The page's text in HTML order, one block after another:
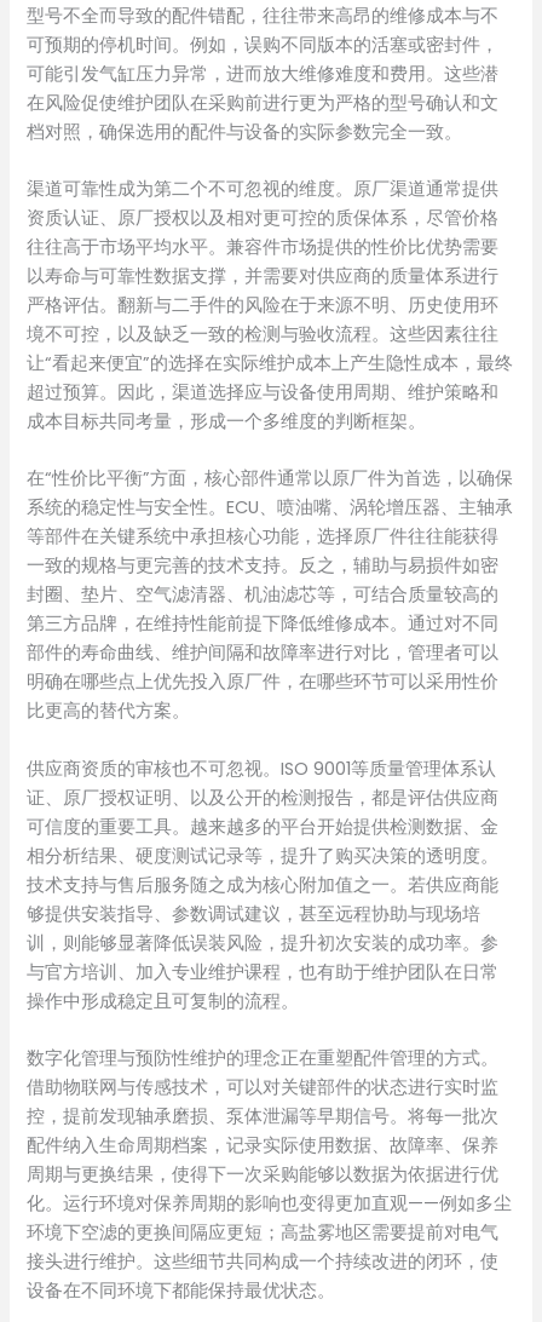
型号不全而导致的配件错配，往往带来高昂的维修成本与不
可预期的停机时间。例如，误购不同版本的活塞或密封件，
可能引发气缸压力异常，进而放大维修难度和费用。这些潜
在风险促使维护团队在采购前进行更为严格的型号确认和文
档对照，确保选用的配件与设备的实际参数完全一致。
渠道可靠性成为第二个不可忽视的维度。原厂渠道通常提供
资质认证、原厂授权以及相对更可控的质保体系，尽管价格
往往高于市场平均水平。兼容件市场提供的性价比优势需要
以寿命与可靠性数据支撑，并需要对供应商的质量体系进行
严格评估。翻新与二手件的风险在于来源不明、历史使用环
境不可控，以及缺乏一致的检测与验收流程。这些因素往往
让“看起来便宜”的选择在实际维护成本上产生隐性成本，最终
超过预算。因此，渠道选择应与设备使用周期、维护策略和
成本目标共同考量，形成一个多维度的判断框架。
在“性价比平衡”方面，核心部件通常以原厂件为首选，以确保
系统的稳定性与安全性。ECU、喷油嘴、涡轮增压器、主轴承
等部件在关键系统中承担核心功能，选择原厂件往往能获得
一致的规格与更完善的技术支持。反之，辅助与易损件如密
封圈、垫片、空气滤清器、机油滤芯等，可结合质量较高的
第三方品牌，在维持性能前提下降低维修成本。通过对不同
部件的寿命曲线、维护间隔和故障率进行对比，管理者可以
明确在哪些点上优先投入原厂件，在哪些环节可以采用性价
比更高的替代方案。
供应商资质的审核也不可忽视。ISO 9001等质量管理体系认
证、原厂授权证明、以及公开的检测报告，都是评估供应商
可信度的重要工具。越来越多的平台开始提供检测数据、金
相分析结果、硬度测试记录等，提升了购买决策的透明度。
技术支持与售后服务随之成为核心附加值之一。若供应商能
够提供安装指导、参数调试建议，甚至远程协助与现场培
训，则能够显著降低误装风险，提升初次安装的成功率。参
与官方培训、加入专业维护课程，也有助于维护团队在日常
操作中形成稳定且可复制的流程。
数字化管理与预防性维护的理念正在重塑配件管理的方式。
借助物联网与传感技术，可以对关键部件的状态进行实时监
控，提前发现轴承磨损、泵体泄漏等早期信号。将每一批次
配件纳入生命周期档案，记录实际使用数据、故障率、保养
周期与更换结果，使得下一次采购能够以数据为依据进行优
化。运行环境对保养周期的影响也变得更加直观——例如多尘
环境下空滤的更换间隔应更短；高盐雾地区需要提前对电气
接头进行维护。这些细节共同构成一个持续改进的闭环，使
设备在不同环境下都能保持最优状态。